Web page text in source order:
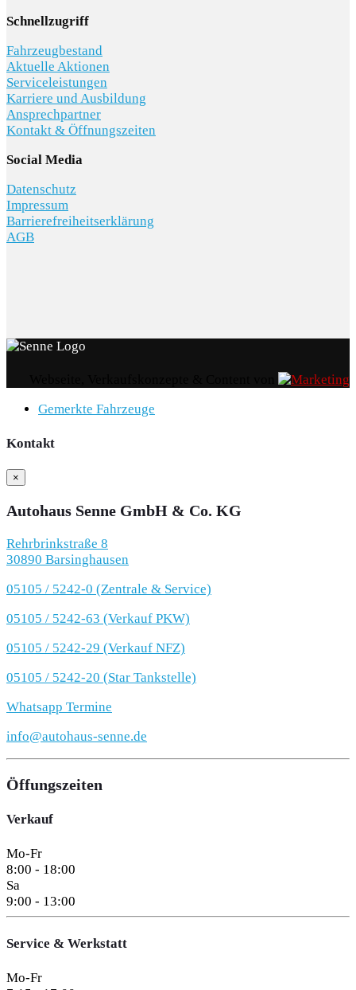
Schnellzugriff
Fahrzeugbestand
Aktuelle Aktionen
Serviceleistungen
Karriere und Ausbildung
Ansprechpartner
Kontakt & Öffnungszeiten
Social Media
Datenschutz
Impressum
Barrierefreiheitserklärung
AGB
Gemerkte Fahrzeuge
Kontakt
×
Autohaus Senne GmbH & Co. KG
Rehrbrinkstraße 8
30890 Barsinghausen
05105 / 5242-0 (Zentrale & Service)
05105 / 5242-63 (Verkauf PKW)
05105 / 5242-29 (Verkauf NFZ)
05105 / 5242-20 (Star Tankstelle)
Whatsapp Termine
info@autohaus-senne.de
Öffungszeiten
Verkauf
Mo-Fr
8:00 - 18:00
Sa
9:00 - 13:00
Service & Werkstatt
Mo-Fr